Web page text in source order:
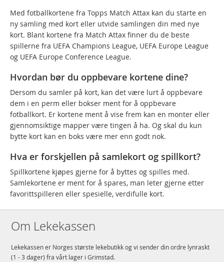
Med fotballkortene fra Topps Match Attax kan du starte en
ny samling med kort eller utvide samlingen din med nye
kort. Blant kortene fra Match Attax finner du de beste
spillerne fra UEFA Champions League, UEFA Europe League
og UEFA Europe Conference League.
Hvordan bør du oppbevare kortene dine?
Dersom du samler på kort, kan det være lurt å oppbevare
dem i en perm eller bokser ment for å oppbevare
fotballkort. Er kortene ment å vise frem kan en monter eller
gjennomsiktige mapper være tingen å ha. Og skal du kun
bytte kort kan en boks være mer enn godt nok.
Hva er forskjellen på samlekort og spillkort?
Spillkortene kjøpes gjerne for å byttes og spilles med.
Samlekortene er ment for å spares, man leter gjerne etter
favorittspilleren eller spesielle, verdifulle kort.
Om Lekekassen
Lekekassen er Norges største lekebutikk og vi sender din ordre lynraskt
(1 - 3 dager) fra vårt lager i Grimstad.